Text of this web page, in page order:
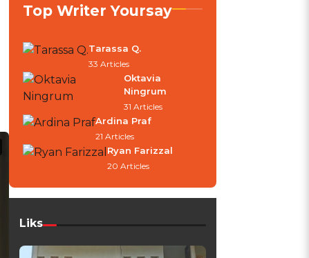
Top Writer Yoursay
Tarassa Q.
33 Articles
Oktavia
Ningrum
31 Articles
Ardina Praf
21 Articles
Ryan Farizzal
20 Articles
Liks